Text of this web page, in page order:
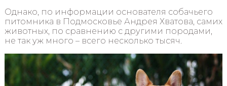
Однако, по информации основателя собачьего
питомника в Подмосковье Андрея Хватова, самих
животных, по сравнению с другими породами,
не так уж много – всего несколько тысяч.